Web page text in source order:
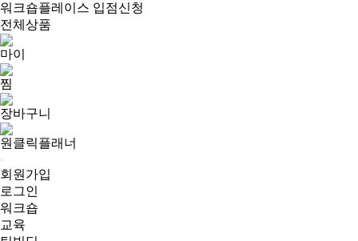
워크숍플레이스 입점신청
전체상품
마이
찜
장바구니
원클릭플래너
회원가입
로그인
워크숍
교육